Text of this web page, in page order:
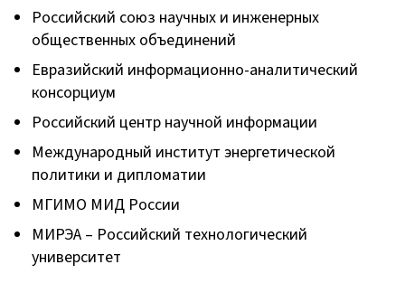
Российский союз научных и инженерных
общественных объединений
Евразийский информационно-аналитический
консорциум
Российский центр научной информации
Международный институт энергетической
политики и дипломатии
МГИМО МИД России
МИРЭА – Российский технологический
университет